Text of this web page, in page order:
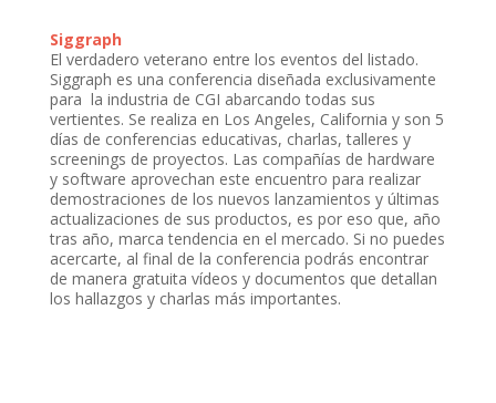
Siggraph
El verdadero veterano entre los eventos del listado.
Siggraph es una conferencia diseñada exclusivamente
para la industria de CGI abarcando todas sus
vertientes. Se realiza en Los Angeles, California y son 5
días de conferencias educativas, charlas, talleres y
screenings de proyectos. Las compañías de hardware
y software aprovechan este encuentro para realizar
demostraciones de los nuevos lanzamientos y últimas
actualizaciones de sus productos, es por eso que, año
tras año, marca tendencia en el mercado. Si no puedes
acercarte, al final de la conferencia podrás encontrar
de manera gratuita vídeos y documentos que detallan
los hallazgos y charlas más importantes.